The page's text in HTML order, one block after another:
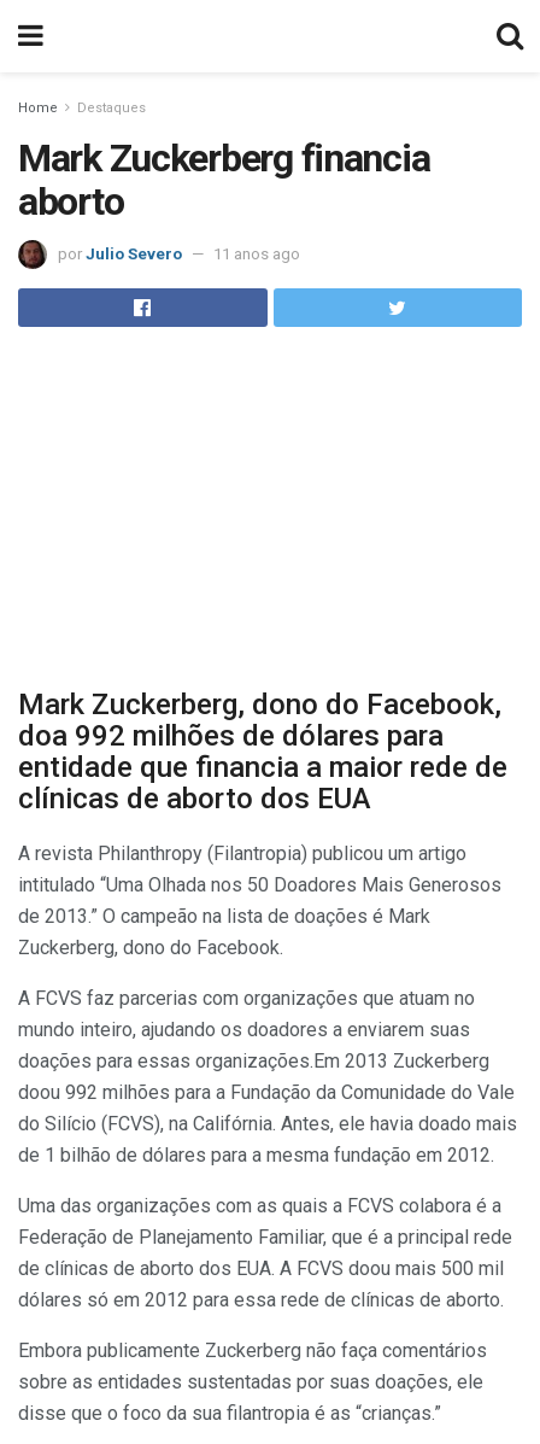
Home Destaques
Mark Zuckerberg financia
aborto
por Julio Severo 11 anos ago
Mark Zuckerberg, dono do Facebook,
doa 992 milhões de dólares para
entidade que financia a maior rede de
clínicas de aborto dos EUA
A revista Philanthropy (Filantropia) publicou um artigo
intitulado “Uma Olhada nos 50 Doadores Mais Generosos
de 2013.” O campeão na lista de doações é Mark
Zuckerberg, dono do Facebook.
A FCVS faz parcerias com organizações que atuam no
mundo inteiro, ajudando os doadores a enviarem suas
doações para essas organizações.Em 2013 Zuckerberg
doou 992 milhões para a Fundação da Comunidade do Vale
do Silício (FCVS), na Califórnia. Antes, ele havia doado mais
de 1 bilhão de dólares para a mesma fundação em 2012.
Uma das organizações com as quais a FCVS colabora é a
Federação de Planejamento Familiar, que é a principal rede
de clínicas de aborto dos EUA. A FCVS doou mais 500 mil
dólares só em 2012 para essa rede de clínicas de aborto.
Embora publicamente Zuckerberg não faça comentários
sobre as entidades sustentadas por suas doações, ele
disse que o foco da sua filantropia é as “crianças.”